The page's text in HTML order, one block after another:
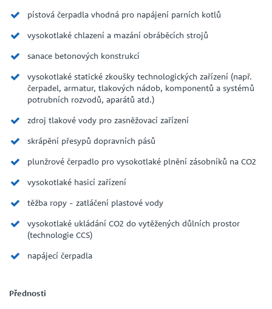
pístová čerpadla vhodná pro napájení parních kotlů
vysokotlaké chlazení a mazání obráběcích strojů
sanace betonových konstrukcí
vysokotlaké statické zkoušky technologických zařízení (např.
čerpadel, armatur, tlakových nádob, komponentů a systémů
potrubních rozvodů, aparátů atd.)
zdroj tlakové vody pro zasněžovací zařízení
skrápění přesypů dopravních pásů
plunžrové čerpadlo pro vysokotlaké plnění zásobníků na CO2
vysokotlaké hasicí zařízení
těžba ropy - zatláčení plastové vody
vysokotlaké ukládání CO2 do vytěžených důlních prostor
(technologie CCS)
napájecí čerpadla
Přednosti